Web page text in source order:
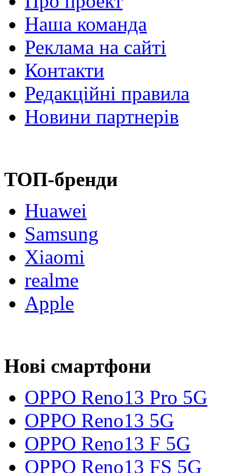
Наша команда
Реклама на сайті
Контакти
Редакційні правила
Новини партнерів
ТОП-бренди
Huawei
Samsung
Xiaomi
realme
Apple
Нові смартфони
OPPO Reno13 Pro 5G
OPPO Reno13 5G
OPPO Reno13 F 5G
OPPO Reno13 FS 5G